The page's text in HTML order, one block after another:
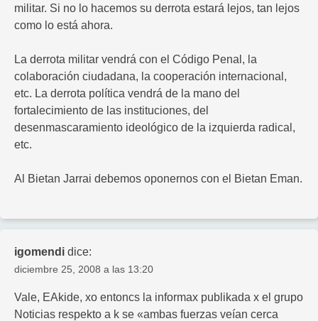
militar. Si no lo hacemos su derrota estará lejos, tan lejos
como lo está ahora.
La derrota militar vendrá con el Código Penal, la
colaboración ciudadana, la cooperación internacional,
etc. La derrota política vendrá de la mano del
fortalecimiento de las instituciones, del
desenmascaramiento ideológico de la izquierda radical,
etc.
Al Bietan Jarrai debemos oponernos con el Bietan Eman.
igomendi dice:
diciembre 25, 2008 a las 13:20
Vale, EAkide, xo entoncs la informax publikada x el grupo
Noticias respekto a k se «ambas fuerzas veían cerca